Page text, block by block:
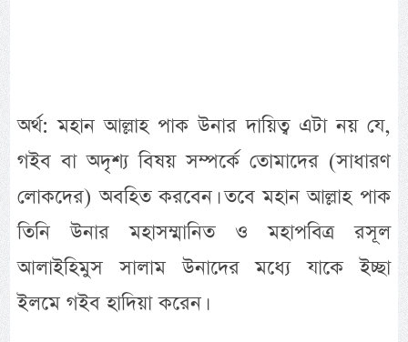
অর্থ: মহান আল্লাহ পাক উনার দায়িত্ব এটা নয় যে,
গইব বা অদৃশ্য বিষয় সম্পর্কে তোমাদের (সাধারণ
লোকদের) অবহিত করবেন। তবে মহান আল্লাহ পাক
তিনি উনার মহাসম্মানিত ও মহাপবিত্র রসূল
আলাইহিমুস সালাম উনাদের মধ্যে যাকে ইচ্ছা
ইলমে গইব হাদিয়া করেন।